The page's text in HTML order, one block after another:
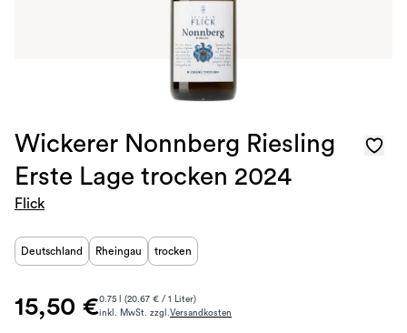
Wickerer Nonnberg Riesling
Erste Lage trocken 2024
Flick
Deutschland Rheingau trocken
15,50 €0.75 l (20.67 € / 1 Liter)
inkl. MwSt. zzgl.Versandkosten